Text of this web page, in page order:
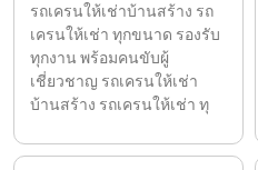
รถเครนให้เช่าบ้านสร้าง รถ
เครนให้เช่า ทุกขนาด รองรับ
ทุกงาน พร้อมคนขับผู้
เชี่ยวชาญ รถเครนให้เช่า
บ้านสร้าง รถเครนให้เช่า ทุ